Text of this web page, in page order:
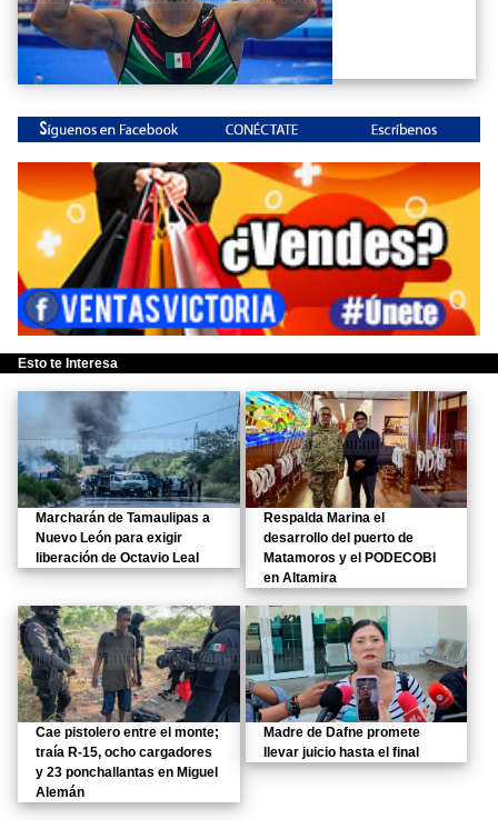
Esto te Interesa
Marcharán de Tamaulipas a
Nuevo León para exigir
liberación de Octavio Leal
Respalda Marina el
desarrollo del puerto de
Matamoros y el PODECOBI
en Altamira
Cae pistolero entre el monte;
traía R-15, ocho cargadores
y 23 ponchallantas en Miguel
Alemán
Madre de Dafne promete
llevar juicio hasta el final